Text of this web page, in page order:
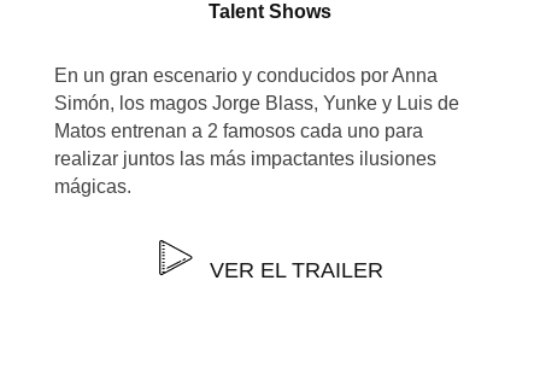
Talent Shows
En un gran escenario y conducidos por Anna
Simón, los magos Jorge Blass, Yunke y Luis de
Matos entrenan a 2 famosos cada uno para
realizar juntos las más impactantes ilusiones
mágicas.
VER EL TRAILER